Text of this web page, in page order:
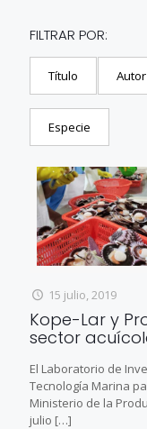
FILTRAR POR:
Título Autor
Especie
15 julio, 2019
Kope-Lar y
sector
El Laboratorio de
Tecnología Marina
Ministerio de la
julio […]